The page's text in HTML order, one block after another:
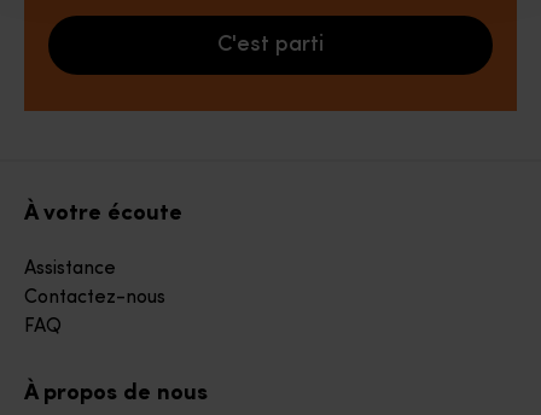
C'est parti
À votre écoute
Assistance
Contactez-nous
FAQ
À propos de nous